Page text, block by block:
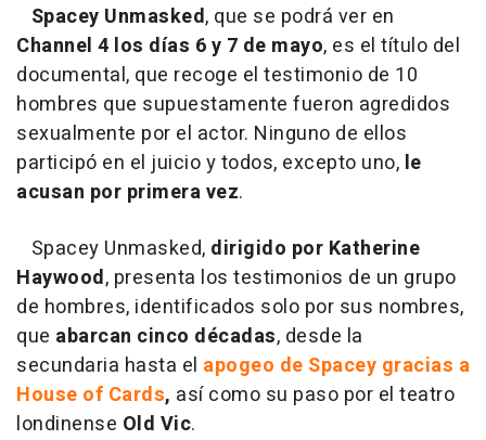
Spacey Unmasked, que se podrá ver en
Channel 4 los días 6 y 7 de mayo, es el título del
documental, que recoge el testimonio de 10
hombres que supuestamente fueron agredidos
sexualmente por el actor. Ninguno de ellos
participó en el juicio y todos, excepto uno, le
acusan por primera vez.
Spacey Unmasked, dirigido por Katherine
Haywood, presenta los testimonios de un grupo
de hombres, identificados solo por sus nombres,
que abarcan cinco décadas, desde la
secundaria hasta el apogeo de Spacey gracias a
House of Cards, así como su paso por el teatro
londinense Old Vic.